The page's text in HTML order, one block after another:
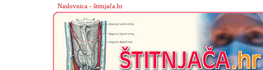
Naslovnica - štitnjača.hr